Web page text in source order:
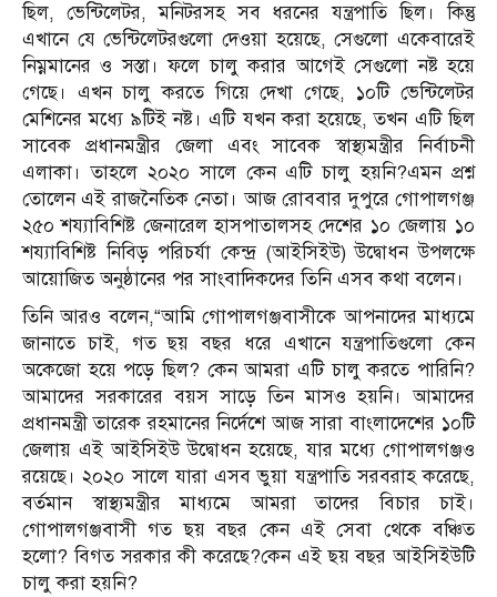
ছিল, ভেন্টিলেটর, মনিটরসহ সব ধরনের যন্ত্রপাতি ছিল। কিন্তু
এখানে যে ভেন্টিলেটরগুলো দেওয়া হয়েছে, সেগুলো একেবারেই
নিম্নমানের ও সস্তা। ফলে চালু করার আগেই সেগুলো নষ্ট হয়ে
গেছে। এখন চালু করতে গিয়ে দেখা গেছে, ১০টি ভেন্টিলেটর
মেশিনের মধ্যে ৯টিই নষ্ট। এটি যখন করা হয়েছে, তখন এটি ছিল
সাবেক প্রধানমন্ত্রীর জেলা এবং সাবেক স্বাস্থ্যমন্ত্রীর নির্বাচনী
এলাকা। তাহলে ২০২০ সালে কেন এটি চালু হয়নি?এমন প্রশ্ন
তোলেন এই রাজনৈতিক নেতা। আজ রোববার দুপুরে গোপালগঞ্জ
২৫০ শয্যাবিশিষ্ট জেনারেল হাসপাতালসহ দেশের ১০ জেলায় ১০
শয্যাবিশিষ্ট নিবিড় পরিচর্যা কেন্দ্র (আইসিইউ) উদ্বোধন উপলক্ষে
আয়োজিত অনুষ্ঠানের পর সাংবাদিকদের তিনি এসব কথা বলেন।
তিনি আরও বলেন,“আমি গোপালগঞ্জবাসীকে আপনাদের মাধ্যমে
জানাতে চাই, গত ছয় বছর ধরে এখানে যন্ত্রপাতিগুলো কেন
অকেজো হয়ে পড়ে ছিল? কেন আমরা এটি চালু করতে পারিনি?
আমাদের সরকারের বয়স সাড়ে তিন মাসও হয়নি। আমাদের
প্রধানমন্ত্রী তারেক রহমানের নির্দেশে আজ সারা বাংলাদেশের ১০টি
জেলায় এই আইসিইউ উদ্বোধন হয়েছে, যার মধ্যে গোপালগঞ্জও
রয়েছে। ২০২০ সালে যারা এসব ভুয়া যন্ত্রপাতি সরবরাহ করেছে,
বর্তমান স্বাস্থ্যমন্ত্রীর মাধ্যমে আমরা তাদের বিচার চাই।
গোপালগঞ্জবাসী গত ছয় বছর কেন এই সেবা থেকে বঞ্চিত
হলো? বিগত সরকার কী করেছে?কেন এই ছয় বছর আইসিইউটি
চালু করা হয়নি?